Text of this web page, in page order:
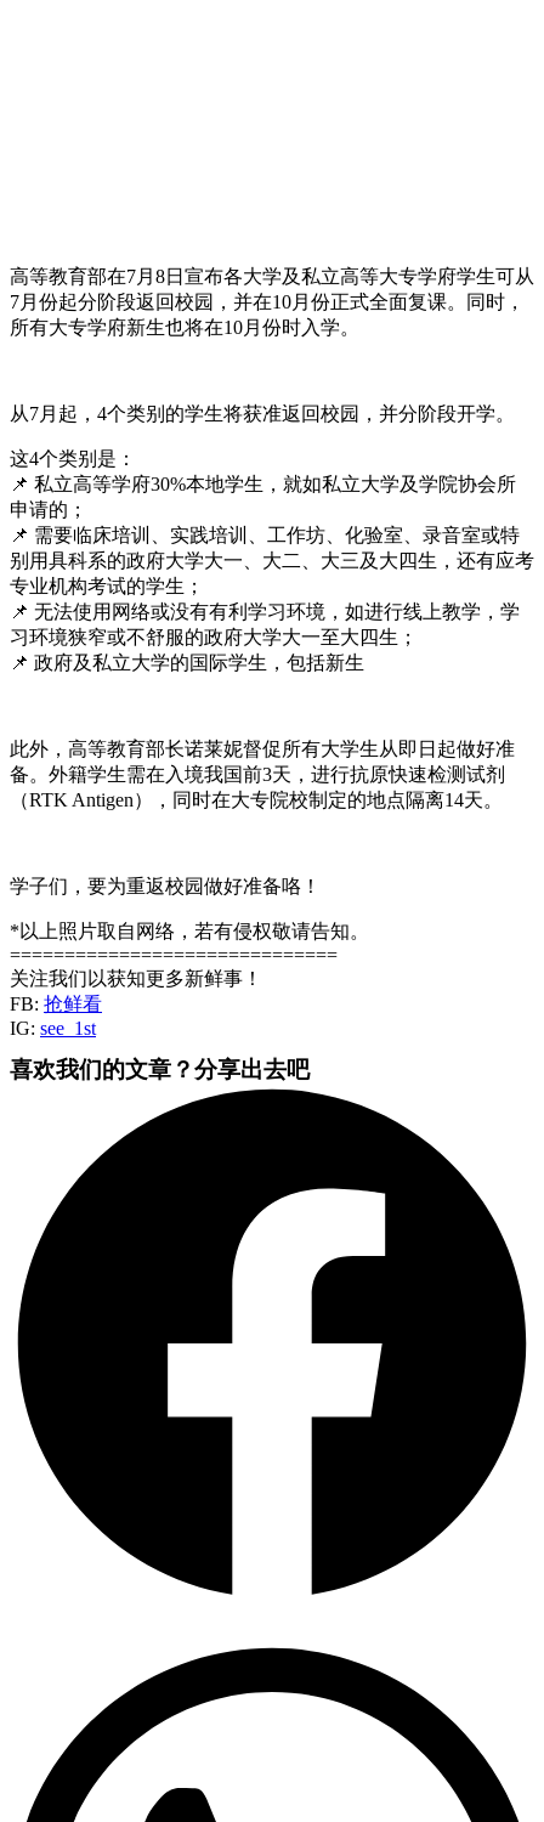
高等教育部在7月8日宣布各大学及私立高等大专学府学生可从
7月份起分阶段返回校园，并在10月份正式全面复课。同时，
所有大专学府新生也将在10月份时入学。
从7月起，4个类别的学生将获准返回校园，并分阶段开学。
这4个类别是：
📌 私立高等学府30%本地学生，就如私立大学及学院协会所
申请的；
📌 需要临床培训、实践培训、工作坊、化验室、录音室或特
别用具科系的政府大学大一、大二、大三及大四生，还有应考
专业机构考试的学生；
📌 无法使用网络或没有有利学习环境，如进行线上教学，学
习环境狭窄或不舒服的政府大学大一至大四生；
📌 政府及私立大学的国际学生，包括新生
此外，高等教育部长诺莱妮督促所有大学生从即日起做好准
备。外籍学生需在入境我国前3天，进行抗原快速检测试剂
（RTK Antigen），同时在大专院校制定的地点隔离14天。
学子们，要为重返校园做好准备咯！
*以上照片取自网络，若有侵权敬请告知。
==============================
关注我们以获知更多新鲜事！
FB: 抢鲜看
IG: see_1st
喜欢我们的文章？分享出去吧